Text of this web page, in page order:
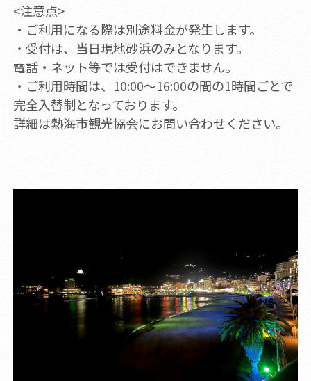
<注意点>
・ご利用になる際は別途料金が発生します。
・受付は、当日現地砂浜のみとなります。
電話・ネット等では受付はできません。
・ご利用時間は、10:00～16:00の間の1時間ごとで
完全入替制となっております。
詳細は熱海市観光協会にお問い合わせください。